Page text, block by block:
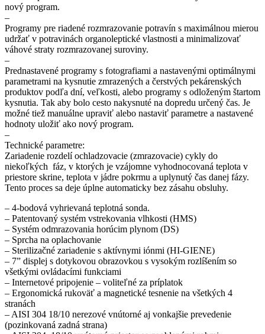
nový program.
–
Programy pre riadené rozmrazovanie potravín s maximálnou mierou
udržať v potravinách organoleptické vlastnosti a minimalizovať
váhové straty rozmrazovanej suroviny.
–
Prednastavené programy s fotografiami a nastavenými optimálnymi
parametrami na kysnutie zmrazených a čerstvých pekárenských
produktov podľa dní, veľkosti, alebo programy s odloženým štartom
kysnutia. Tak aby bolo cesto nakysnuté na dopredu určený čas. Je
možné tiež manuálne upraviť alebo nastaviť parametre a nastavené
hodnoty uložiť ako nový program.
–
Technické parametre:
Zariadenie rozdelí ochladzovacie (zmrazovacie) cykly do
niekoľkých fáz, v ktorých je vzájomne vyhodnocovaná teplota v
priestore skrine, teplota v jádre pokrmu a uplynutý čas danej fázy.
Tento proces sa deje úplne automaticky bez zásahu obsluhy.
– 4-bodová vyhrievaná teplotná sonda.
– Patentovaný systém vstrekovania vlhkosti (HMS)
– Systém odmrazovania horúcim plynom (DS)
– Sprcha na oplachovanie
– Sterilizačné zariadenie s aktívnymi iónmi (HI-GIENE)
– 7” displej s dotykovou obrazovkou s vysokým rozlíšením so
všetkými ovládacími funkciami
– Internetové pripojenie – voliteľné za príplatok
– Ergonomická rukoväť a magnetické tesnenie na všetkých 4
stranách
– AISI 304 18/10 nerezové vnútorné aj vonkajšie prevedenie
(pozinkovaná zadná strana)